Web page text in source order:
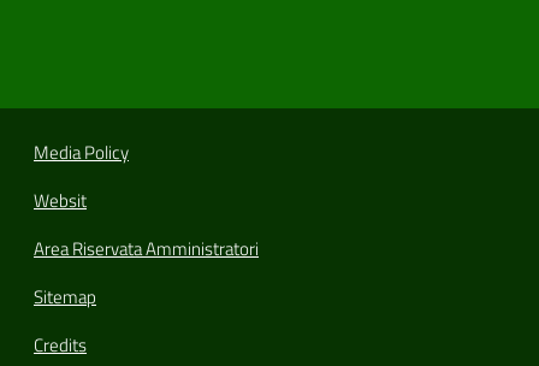
Media Policy
Websit
Area Riservata Amministratori
Sitemap
Credits